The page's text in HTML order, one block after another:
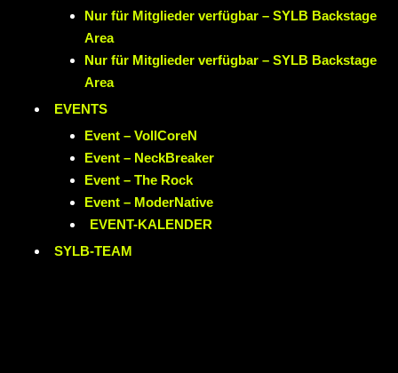
Nur für Mitglieder verfügbar – SYLB Backstage
Area
Nur für Mitglieder verfügbar – SYLB Backstage
Area
EVENTS
Event – VollCoreN
Event – NeckBreaker
Event – The Rock
Event – ModerNative
EVENT-KALENDER
SYLB-TEAM